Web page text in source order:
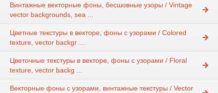
Винтажные векторные фоны, бесшовные узоры / Vintage
vector backgrounds, sea ...
Цветные текстуры в векторе, фоны с узорами / Colored
texture, vector backgr ...
Цветочные текстуры в векторе, фоны с узорами / Floral
texture, vector backg ...
Векторные фоны с узорами, винтажные текстуры / Vector